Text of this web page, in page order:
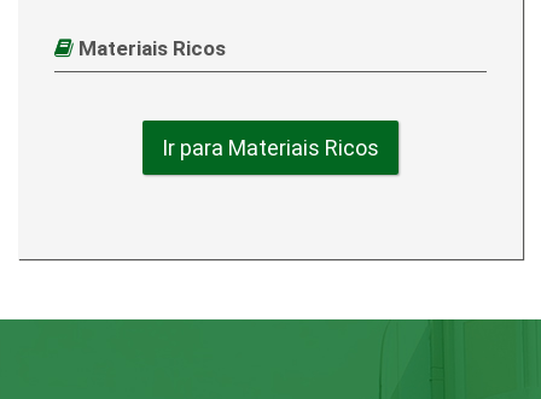
Materiais Ricos
Ir para Materiais Ricos